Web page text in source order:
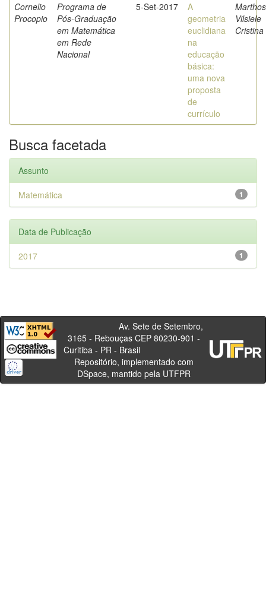
Cornelio
Procopio
Programa de
Pós-Graduação
em Matemática
em Rede
Nacional
5-Set-2017
A
geometria
euclidiana
na
educação
básica:
uma nova
proposta
de
currículo
Vilsiele
Cristina
Busca facetada
Assunto
1
Matemática
Data de Publicação
1
2017
Av. Sete de Setembro,
3165 - Rebouças CEP 80230-901 -
Curitiba - PR - Brasil
Repositório, implementado com
DSpace, mantido pela UTFPR